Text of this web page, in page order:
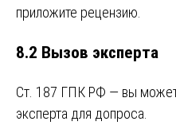
приложите рецензию.
8.2 Вызов эксперта
Ст. 187 ГПК РФ — вы
эксперта для допроса.